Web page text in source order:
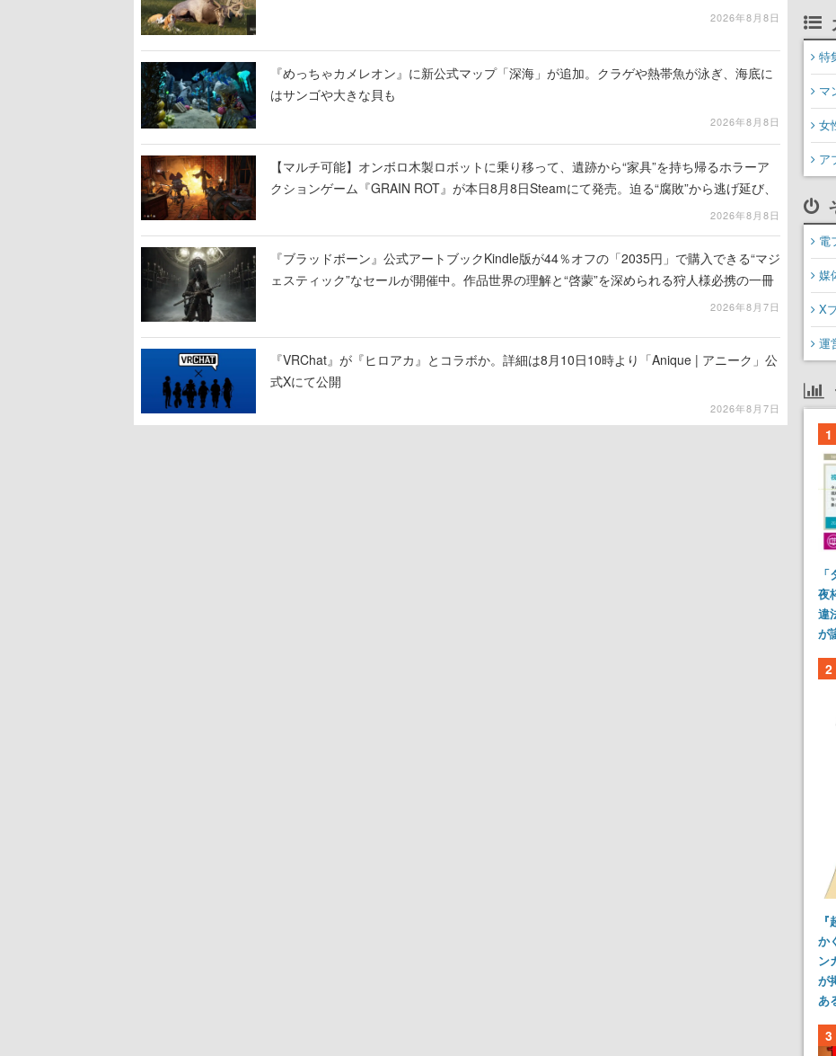
2026年8月8日
『めっちゃカメレオン』に新公式マップ「深海」が追加。クラゲや熱帯魚が泳ぎ、海底に
はサンゴや大きな貝も
2026年8月8日
【マルチ可能】オンボロ木製ロボットに乗り移って、遺跡から“家具”を持ち帰るホラーア
クションゲーム『GRAIN ROT』が本日8月8日Steamにて発売。迫る“腐敗”から逃げ延び、
2026年8月8日
『ブラッドボーン』公式アートブックKindle版が44％オフの「2035円」で購入できる“マジ
ェスティック”なセールが開催中。作品世界の理解と“啓蒙”を深められる狩人様必携の一冊
2026年8月7日
『VRChat』が『ヒロアカ』とコラボか。詳細は8月10日10時より「Anique | アニーク」公
式Xにて公開
2026年8月7日
特
マ
女
ア
電
媒
X
運
1
夜
違
が
2
か
ン
が
あ
3